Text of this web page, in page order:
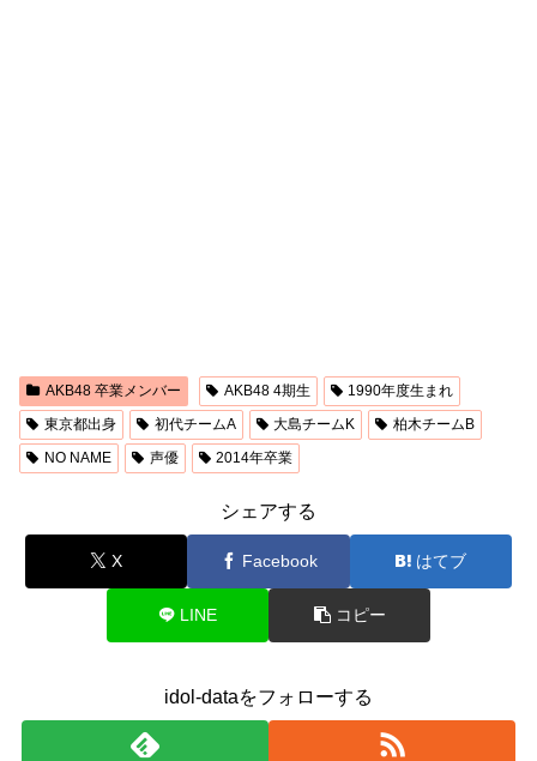
AKB48 卒業メンバー AKB48 4期生
1990年度生まれ
東京都出身
初代チームA 大島チームK
柏木チームB
NO NAME
声優 2014年卒業
シェアする
X Facebook はてブ
LINE コピー
idol-dataをフォローする